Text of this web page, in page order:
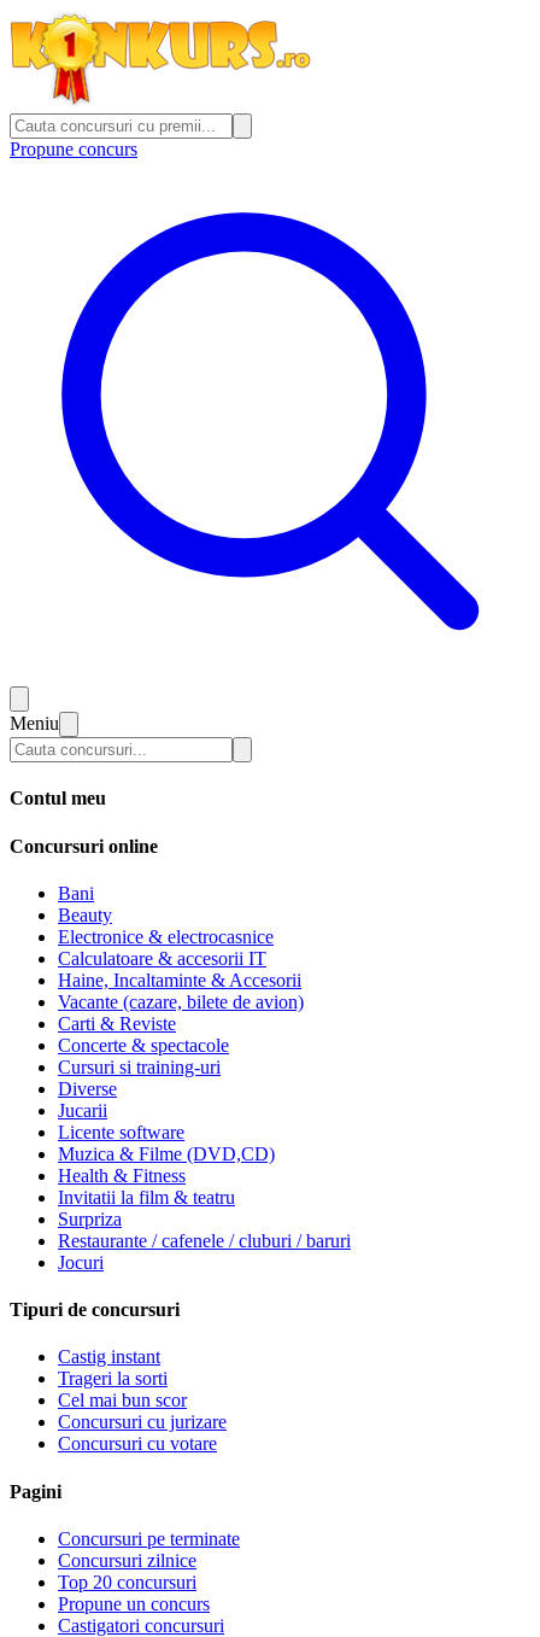
Propune concurs
Meniu
Contul meu
Concursuri online
Bani
Beauty
Electronice & electrocasnice
Calculatoare & accesorii IT
Haine, Incaltaminte & Accesorii
Vacante (cazare, bilete de avion)
Carti & Reviste
Concerte & spectacole
Cursuri si training-uri
Diverse
Jucarii
Licente software
Muzica & Filme (DVD,CD)
Health & Fitness
Invitatii la film & teatru
Surpriza
Restaurante / cafenele / cluburi / baruri
Jocuri
Tipuri de concursuri
Castig instant
Trageri la sorti
Cel mai bun scor
Concursuri cu jurizare
Concursuri cu votare
Pagini
Concursuri pe terminate
Concursuri zilnice
Top 20 concursuri
Propune un concurs
Castigatori concursuri